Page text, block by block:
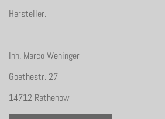
Hersteller.
Inh. Marco Weninger
Goethestr. 27
14712 Rathenow